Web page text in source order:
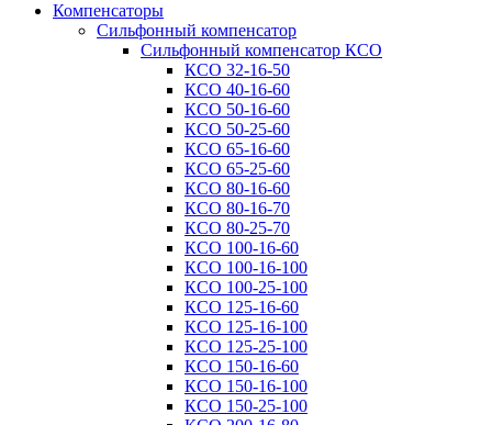
Компенсаторы
Сильфонный компенсатор
Сильфонный компенсатор КСО
КСО 32-16-50
КСО 40-16-60
КСО 50-16-60
КСО 50-25-60
КСО 65-16-60
КСО 65-25-60
КСО 80-16-60
КСО 80-16-70
КСО 80-25-70
КСО 100-16-60
КСО 100-16-100
КСО 100-25-100
КСО 125-16-60
КСО 125-16-100
КСО 125-25-100
КСО 150-16-60
КСО 150-16-100
КСО 150-25-100